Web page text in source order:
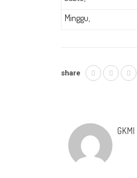
Minggu,
share